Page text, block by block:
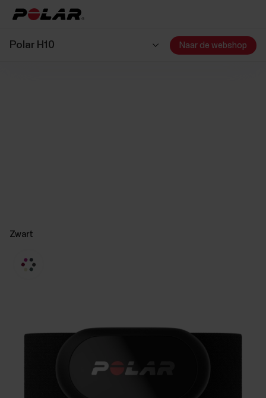
Polar H10 Naar de webshop
Zwart